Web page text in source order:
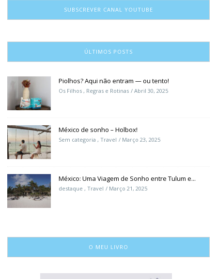
SUBSCREVER CANAL YOUTUBE
ÚLTIMOS POSTS
Piolhos? Aqui não entram — ou tento!
Os Filhos , Regras e Rotinas Abril 30, 2025
México de sonho – Holbox!
Sem categoria , Travel Março 23, 2025
México: Uma Viagem de Sonho entre Tulum e...
destaque , Travel Março 21, 2025
O MEU LIVRO